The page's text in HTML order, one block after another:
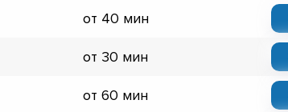
от 40 мин
от 30 мин
от 60 мин